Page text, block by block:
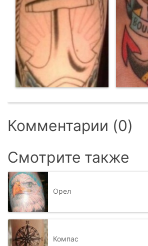
Комментарии (0)
Смотрите также
Орел
Компас